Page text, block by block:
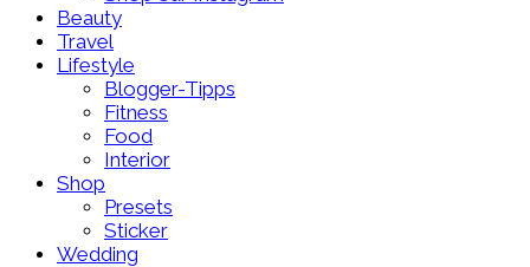
Beauty
Travel
Lifestyle
Blogger-Tipps
Fitness
Food
Interior
Shop
Presets
Sticker
Wedding